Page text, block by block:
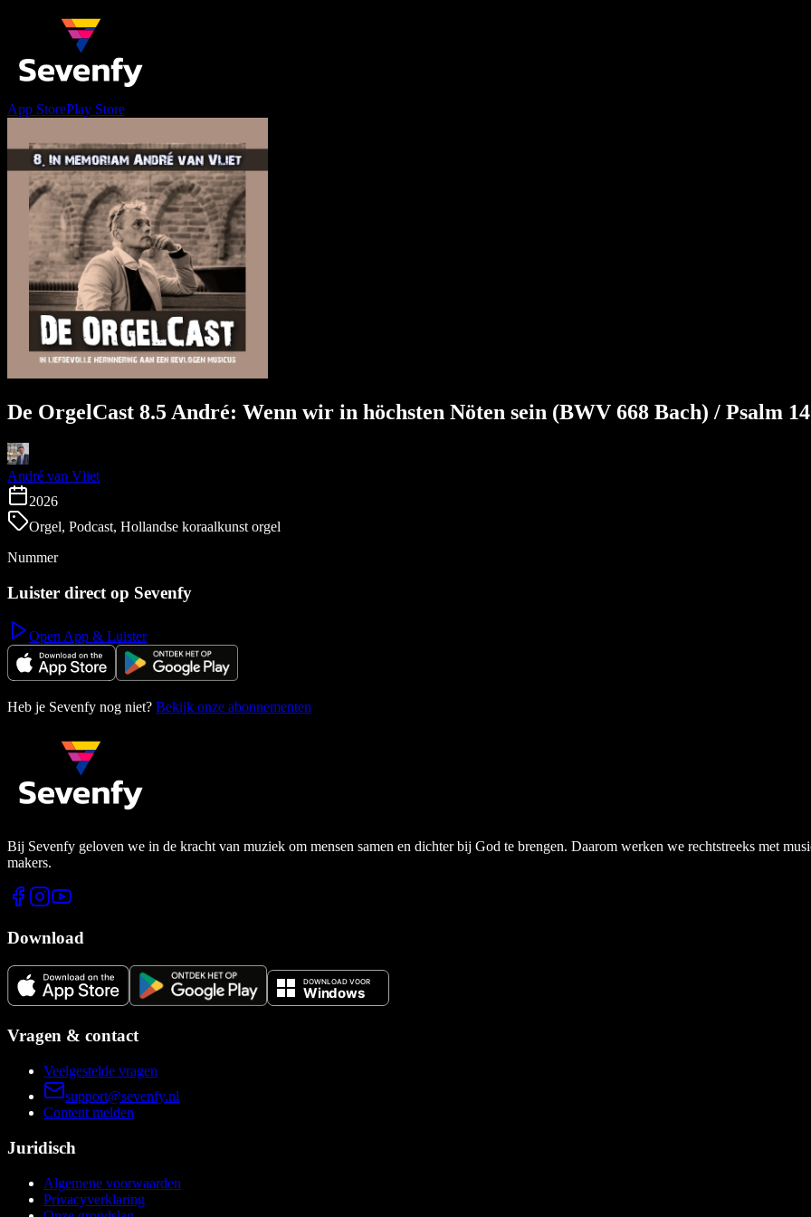
App StorePlay Store
De OrgelCast 8.5 André: Wenn wir in höchsten Nöten sein (BWV 668 Bach) / Psalm
André van Vliet
2026
Orgel, Podcast, Hollandse koraalkunst orgel
Nummer
Luister direct op Sevenfy
Open App & Luister
Heb je Sevenfy nog niet? Bekijk onze abonnementen
Bij Sevenfy geloven we in de kracht van muziek om mensen samen en dichter bij God te brengen. Daarom werken we rechtstreeks met
makers.
Download
Vragen & contact
Veelgestelde vragen
support@sevenfy.nl
Content melden
Juridisch
Algemene voorwaarden
Privacyverklaring